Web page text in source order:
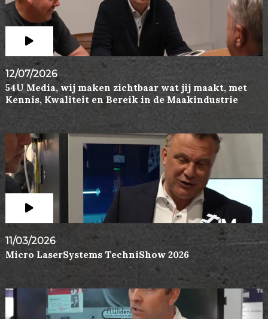
12/07/2026
54U Media, wij maken zichtbaar wat jij maakt, met
Kennis, Kwaliteit en Bereik in de Maakindustrie
11/03/2026
Micro LaserSystems TechniShow 2026